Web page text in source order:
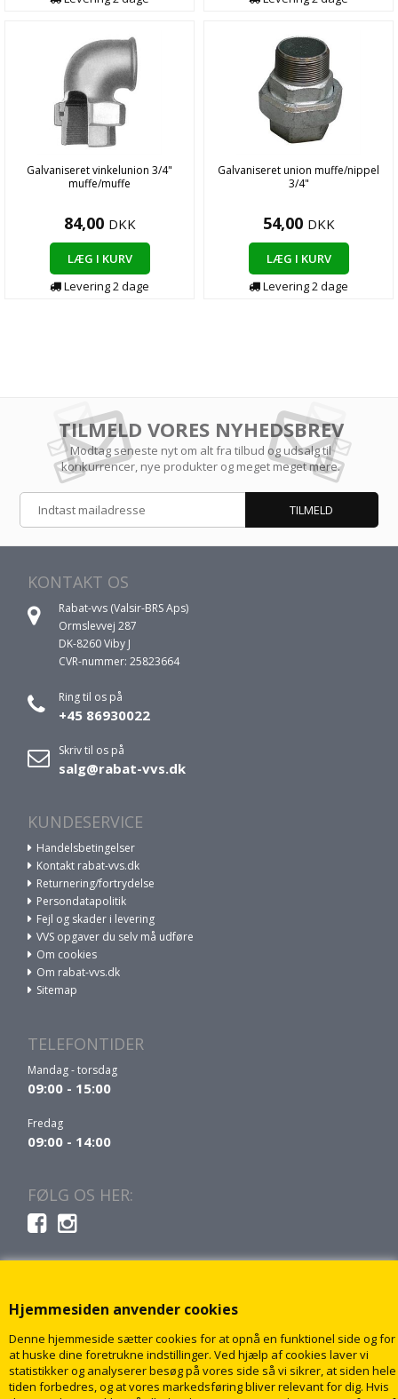
Hjemmesiden anvender cookies
Denne hjemmeside sætter cookies for at opnå en funktionel side og for
at huske dine foretrukne indstillinger. Ved hjælp af cookies laver vi
statistikker og analyserer besøg på vores side så vi sikrer, at siden hele
tiden forbedres, og at vores markedsføring bliver relevant for dig. Hvis
Galvaniseret vinkelunion 3/4"
muffe/muffe
84,00 DKK
LÆG I KURV
Levering 2 dage
Galvaniseret union muffe/nippel
3/4"
54,00 DKK
LÆG I KURV
Levering 2 dage
TILMELD VORES NYHEDSBREV
Modtag seneste nyt om alt fra tilbud og udsalg til
konkurrencer, nye produkter og meget meget mere.
KONTAKT OS
Rabat-vvs (Valsir-BRS Aps)
Ormslevvej 287
DK-8260 Viby J
CVR-nummer: 25823664
Ring til os på
+45 86930022
Skriv til os på
salg@rabat-vvs.dk
KUNDESERVICE
Handelsbetingelser
Kontakt rabat-vvs.dk
Returnering/fortrydelse
Persondatapolitik
Fejl og skader i levering
VVS opgaver du selv må udføre
Om cookies
Om rabat-vvs.dk
Sitemap
TELEFONTIDER
Mandag - torsdag
09:00 - 15:00
Fredag
09:00 - 14:00
FØLG OS HER: